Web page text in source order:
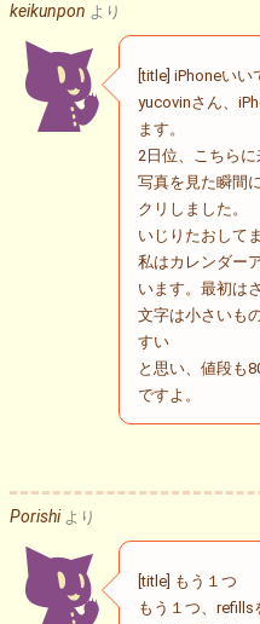
keikunpon より
[title] iPhoneいい
yucovinさん、
ます。
2日位、こちらに
写真を見た瞬間
クリしました。
いじりたおして
私はカレンダー
います。最初は
文字は小さいも
すい
と思い、値段も
ですよ。
Porishi より
[title] もう１つ
もう１つ、refills